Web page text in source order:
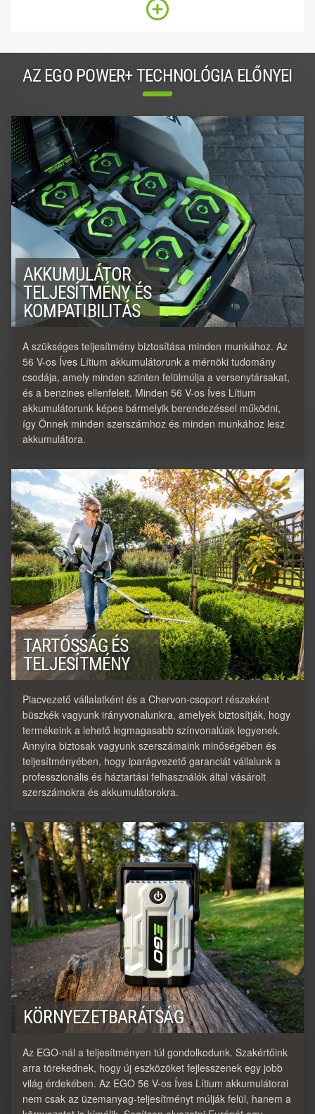
AZ EGO POWER+ TECHNOLÓGIA ELŐNYEI
AKKUMULÁTOR
TELJESÍTMÉNY ÉS
KOMPATIBILITÁS
A szükséges teljesítmény biztosítása minden munkához. Az
56 V-os Íves Lítium akkumulátorunk a mérnöki tudomány
csodája, amely minden szinten felülmúlja a versenytársakat,
és a benzines ellenfeleit. Minden 56 V-os Íves Lítium
akkumulátorunk képes bármelyik berendezéssel működni,
így Önnek minden szerszámhoz és minden munkához lesz
akkumulátora.
TARTÓSSÁG ÉS
TELJESÍTMÉNY
Piacvezető vállalatként és a Chervon-csoport részeként
büszkék vagyunk irányvonalunkra, amelyek biztosítják, hogy
termékeink a lehető legmagasabb színvonalúak legyenek.
Annyira biztosak vagyunk szerszámaink minőségében és
teljesítményében, hogy iparágvezető garanciát vállalunk a
professzionális és háztartási felhasználók által vásárolt
szerszámokra és akkumulátorokra.
KÖRNYEZETBARÁTSÁG
Az EGO-nál a teljesítményen túl gondolkodunk. Szakértőink
arra törekednek, hogy új eszközöket fejlesszenek egy jobb
világ érdekében. Az EGO 56 V-os Íves Lítium akkumulátorai
nem csak az üzemanyag-teljesítményt múlják felül, hanem a